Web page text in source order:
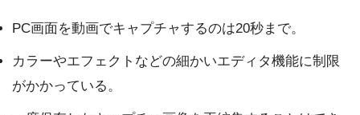
PC画面を動画でキャプチャするのは20秒まで。
カラーやエフェクトなどの細かいエディタ機能に制限
がかかっている。